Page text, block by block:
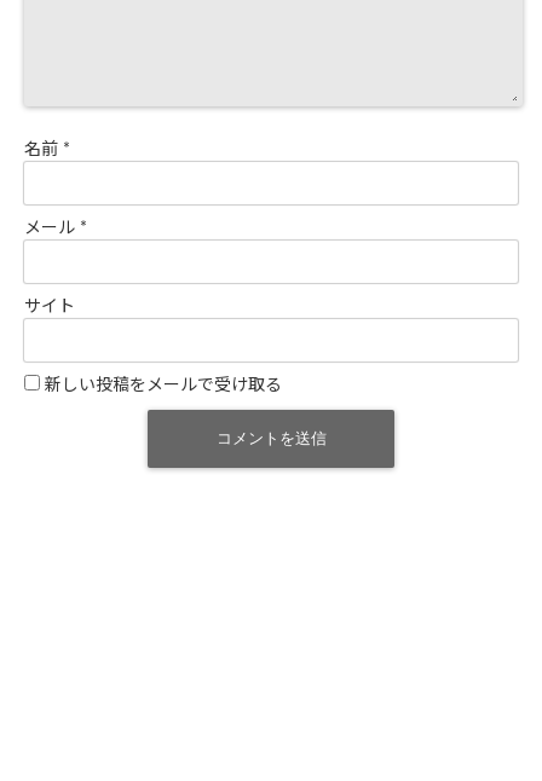
名前 *
メール *
サイト
新しい投稿をメールで受け取る